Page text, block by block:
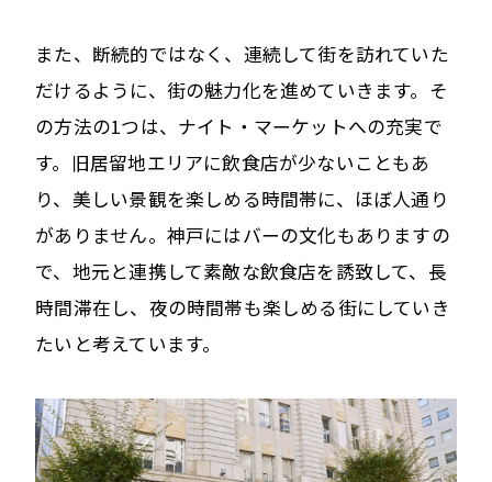
また、断続的ではなく、連続して街を訪れていた
だけるように、街の魅力化を進めていきます。そ
の方法の1つは、ナイト・マーケットへの充実で
す。旧居留地エリアに飲食店が少ないこともあ
り、美しい景観を楽しめる時間帯に、ほぼ人通り
がありません。神戸にはバーの文化もありますの
で、地元と連携して素敵な飲食店を誘致して、長
時間滞在し、夜の時間帯も楽しめる街にしていき
たいと考えています。